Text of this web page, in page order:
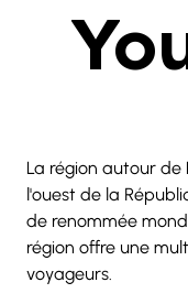
La région autour de
l'ouest de la
de renommée
région offre une
voyageurs.